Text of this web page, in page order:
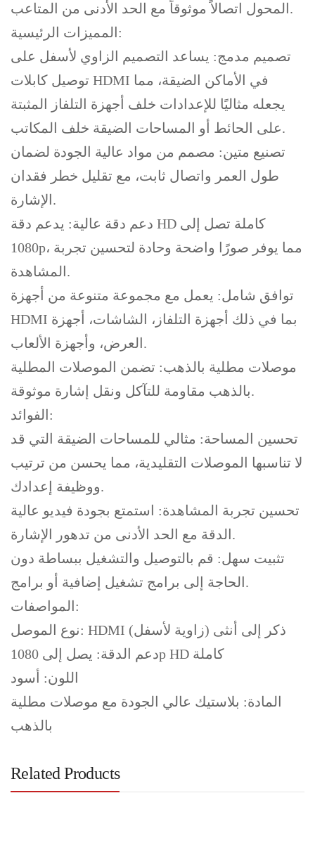
المحول اتصالاً موثوقاً مع الحد الأدنى من المتاعب.
المميزات الرئيسية:
تصميم مدمج: يساعد التصميم الزاوي لأسفل على
توصيل كابلات HDMI في الأماكن الضيقة، مما
يجعله مثاليًا للإعدادات خلف أجهزة التلفاز المثبتة
على الحائط أو المساحات الضيقة خلف المكاتب.
تصنيع متين: مصمم من مواد عالية الجودة لضمان
طول العمر واتصال ثابت، مع تقليل خطر فقدان
الإشارة.
دعم دقة عالية: يدعم دقة HD كاملة تصل إلى
1080p، مما يوفر صورًا واضحة وحادة لتحسين تجربة
المشاهدة.
توافق شامل: يعمل مع مجموعة متنوعة من أجهزة
HDMI بما في ذلك أجهزة التلفاز، الشاشات، أجهزة
العرض، وأجهزة الألعاب.
موصلات مطلية بالذهب: تضمن الموصلات المطلية
بالذهب مقاومة للتآكل ونقل إشارة موثوقة.
الفوائد:
تحسين المساحة: مثالي للمساحات الضيقة التي قد
لا تناسبها الموصلات التقليدية، مما يحسن من ترتيب
ووظيفة إعدادك.
تحسين تجربة المشاهدة: استمتع بجودة فيديو عالية
الدقة مع الحد الأدنى من تدهور الإشارة.
تثبيت سهل: قم بالتوصيل والتشغيل ببساطة دون
الحاجة إلى برامج تشغيل إضافية أو برامج.
المواصفات:
نوع الموصل: HDMI ذكر إلى أنثى (زاوية لأسفل)
دعم الدقة: يصل إلى 1080p HD كاملة
اللون: أسود
المادة: بلاستيك عالي الجودة مع موصلات مطلية
بالذهب
Related Products